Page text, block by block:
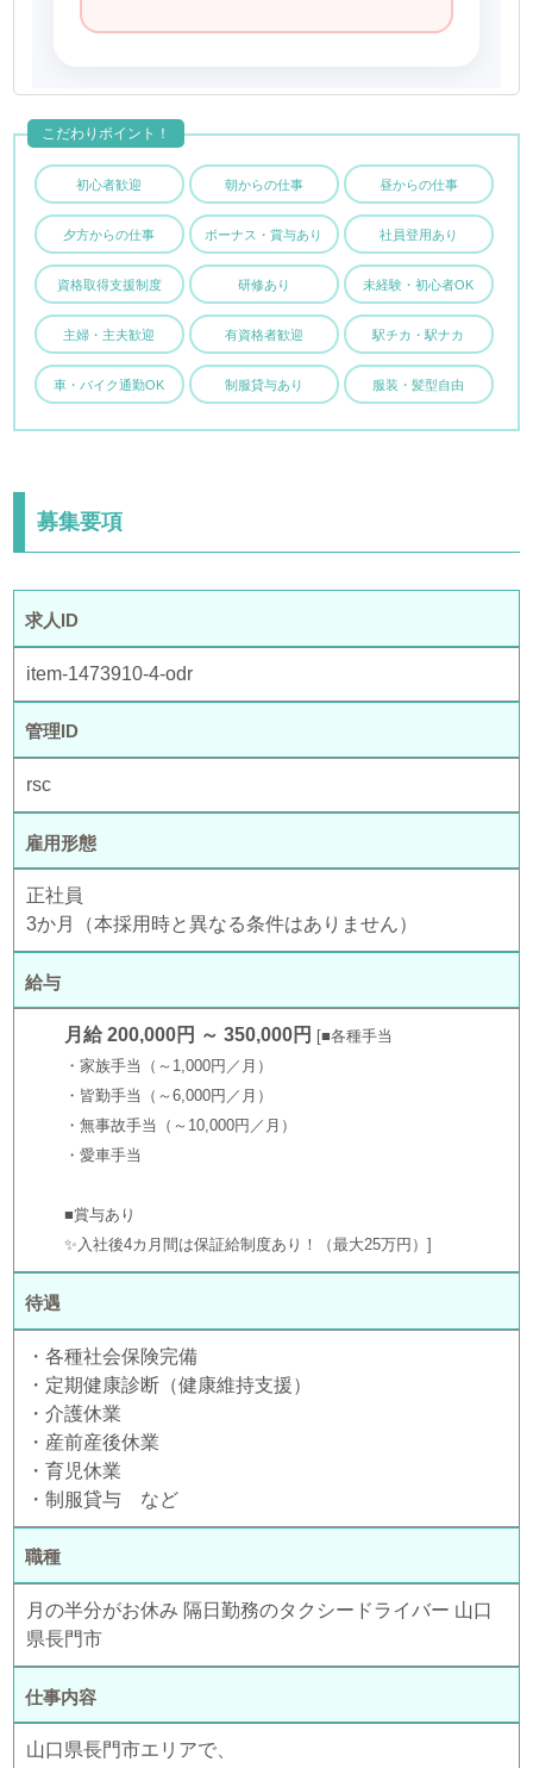
初心者歓迎 朝からの仕事 昼からの仕事
夕方からの仕事 ボーナス・賞与あり 社員登用あり
資格取得支援制度 研修あり 未経験・初心者OK
主婦・主夫歓迎 有資格者歓迎 駅チカ・駅ナカ
車・バイク通勤OK 制服貸与あり 服装・髪型自由
こだわりポイント！
募集要項
求人ID
item-1473910-4-odr
管理ID
rsc
雇用形態
正社員
3か月（本採用時と異なる条件はありません）
給与
月給 200,000円 ～ 350,000円
■各種手当
・家族手当（～1,000円／月）
・皆勤手当（～6,000円／月）
・無事故手当（～10,000円／月）
・愛車手当
■賞与あり
✨入社後4カ月間は保証給制度あり！（最大25万円）
待遇
・各種社会保険完備
・定期健康診断（健康維持支援）
・介護休業
・産前産後休業
・育児休業
・制服貸与 など
職種
月の半分がお休み 隔日勤務のタクシードライバー 山口
県長門市
仕事内容
山口県長門市エリアで、